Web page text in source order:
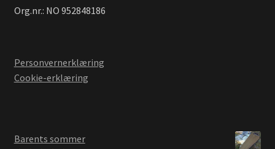
Org.nr.: NO 952848186
Personvernerklæring
Cookie-erklæring
Barents sommer